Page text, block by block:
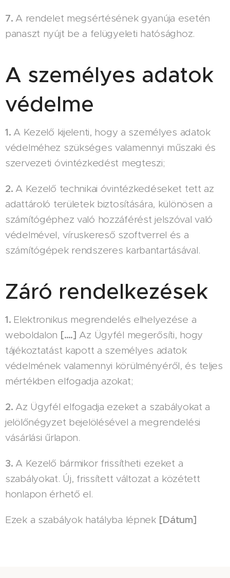
7. A rendelet megsértésének gyanúja esetén
panaszt nyújt be a felügyeleti hatósághoz.
A személyes adatok
védelme
1. A Kezelő kijelenti, hogy a személyes adatok
védelméhez szükséges valamennyi műszaki és
szervezeti óvintézkedést megteszi;
2. A Kezelő technikai óvintézkedéseket tett az
adattároló területek biztosítására, különösen a
számítógéphez való hozzáférést jelszóval való
védelmével, víruskereső szoftverrel és a
számítógépek rendszeres karbantartásával.
Záró rendelkezések
1. Elektronikus megrendelés elhelyezése a
weboldalon [….] Az Ügyfél megerősíti, hogy
tájékoztatást kapott a személyes adatok
védelmének valamennyi körülményéről, és teljes
mértékben elfogadja azokat;
2. Az Ügyfél elfogadja ezeket a szabályokat a
jelölőnégyzet bejelölésével a megrendelési
vásárlási űrlapon.
3. A Kezelő bármikor frissítheti ezeket a
szabályokat. Új, frissített változat a közétett
honlapon érhető el.
Ezek a szabályok hatályba lépnek [Dátum]